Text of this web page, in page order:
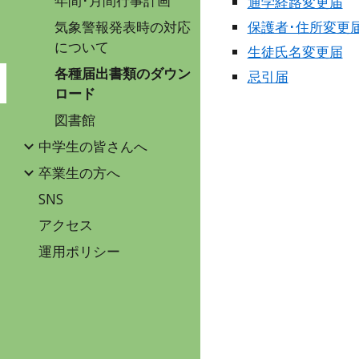
気象警報発表時の対応
について
各種届出書類のダウン
ロード
図書館
中学生の皆さんへ
卒業生の方へ
SNS
アクセス
運用ポリシー
保護者･住所変更
生徒氏名変更届
忌引届